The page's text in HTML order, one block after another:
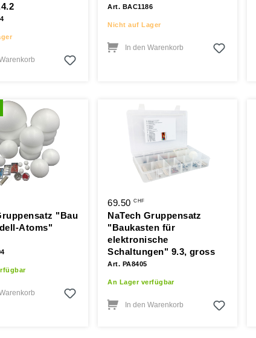
Art. BAC1186
Nicht auf Lager
In den Warenkorb
"Bau
Atoms"
69.50CHF
NaTech Gruppensatz
"Baukasten für
elektronische
Schaltungen" 9.3, gross
Art. PA8405
An Lager verfügbar
In den Warenkorb